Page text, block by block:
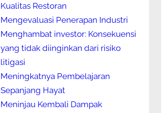
Kualitas Restoran
Mengevaluasi Penerapan Industri
Menghambat investor: Konsekuensi
yang tidak diinginkan dari risiko
litigasi
Meningkatnya Pembelajaran
Sepanjang Hayat
Meninjau Kembali Dampak